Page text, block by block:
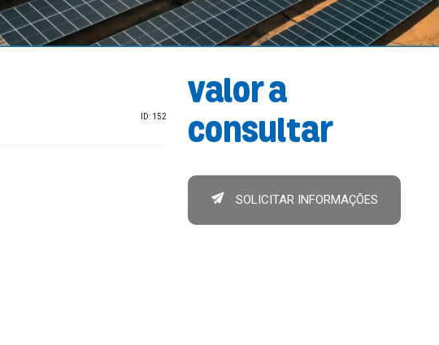
ID: 152
Valor a
consultar
SOLICITAR INFORMAÇÕES